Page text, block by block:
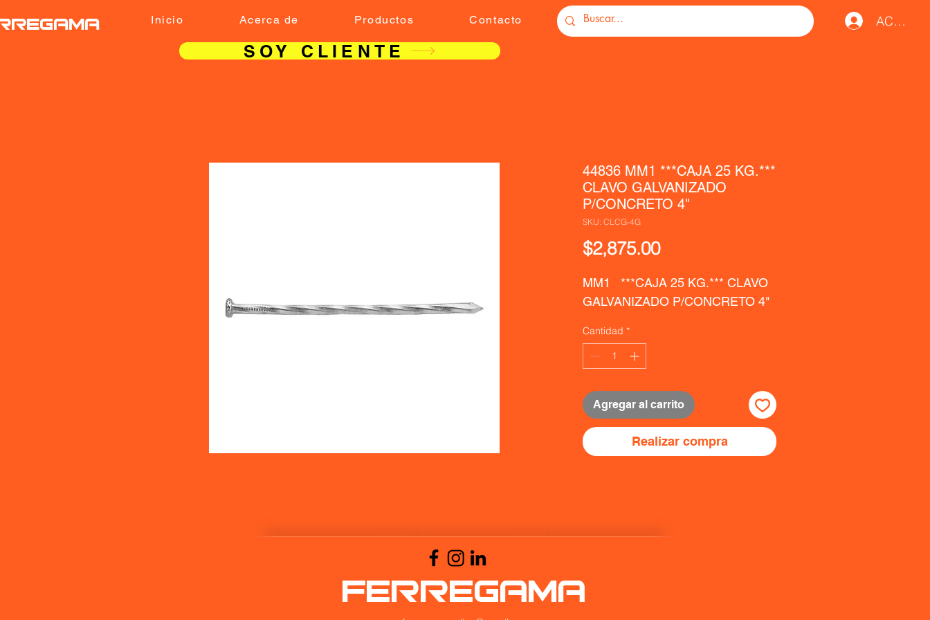
Inicio Acerca de Productos Contacto ACCESO
SOY CLIENTE
44836 MM1 ***CAJA 25 KG.***
CLAVO GALVANIZADO
P/CONCRETO 4"
SKU: CLCG-4G
$2,875.00Precio
MM1   ***CAJA 25 KG.*** CLAVO
GALVANIZADO P/CONCRETO 4"
Cantidad *
Agregar al carrito
Realizar compra
FERREGAMA